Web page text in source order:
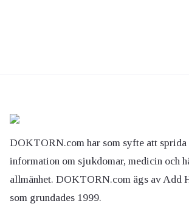
DOKTORN.com har som syfte att sprida
information om sjukdomar, medicin och
allmänhet. DOKTORN.com ägs av Add
som grundades 1999.